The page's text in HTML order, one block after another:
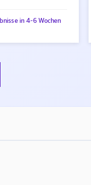
in 4-6 Wochen